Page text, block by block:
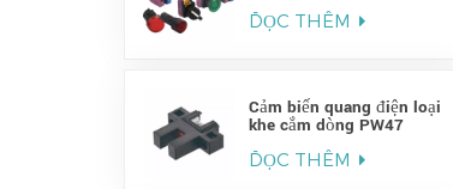
ĐỌC THÊM
Cảm biến quang điện loại
khe cắm dòng PW47
ĐỌC THÊM